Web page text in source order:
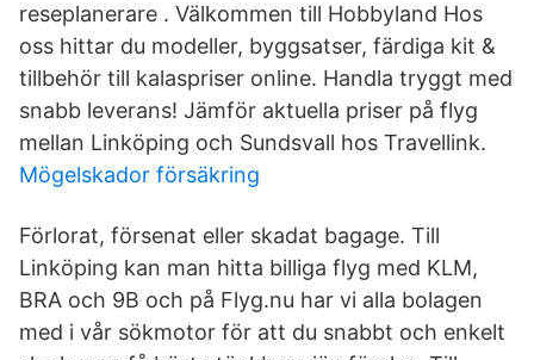
reseplanerare . Välkommen till Hobbyland Hos
oss hittar du modeller, byggsatser, färdiga kit &
tillbehör till kalaspriser online. Handla tryggt med
snabb leverans! Jämför aktuella priser på flyg
mellan Linköping och Sundsvall hos Travellink.
Mögelskador försäkring
Förlorat, försenat eller skadat bagage. Till
Linköping kan man hitta billiga flyg med KLM,
BRA och 9B och på Flyg.nu har vi alla bolagen
med i vår sökmotor för att du snabbt och enkelt